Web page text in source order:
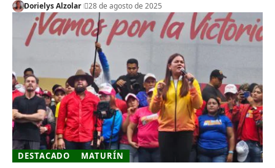
Dorielys Alzolar
28 de agosto de 2025
DESTACADO MATURÍN